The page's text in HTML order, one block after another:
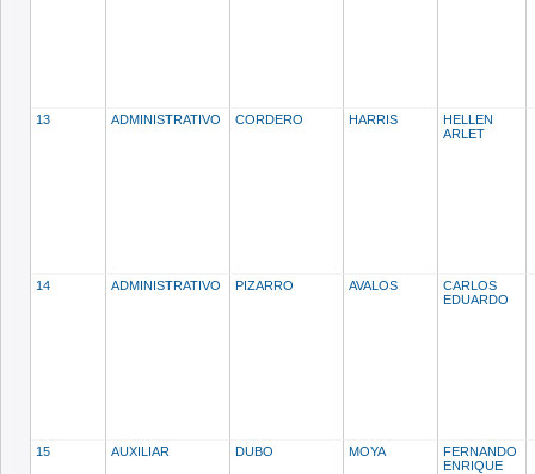
13 ADMINISTRATIVO CORDERO HARRIS
HELLEN
ARLET
14 ADMINISTRATIVO PIZARRO AVALOS
CARLOS
EDUARDO
15 AUXILIAR DUBO MOYA
FERNANDO
ENRIQUE